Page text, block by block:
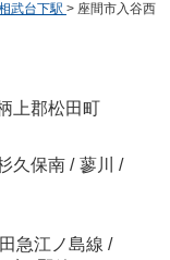
武台下駅 > 座間市入谷西
上郡松田町
久保南 / 蓼川 /
急江ノ島線 /